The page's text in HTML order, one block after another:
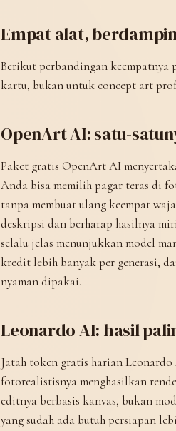
Empat alat,
Berikut perbandingan
kartu, bukan untuk concept art
OpenArt AI: satu-
Paket gratis OpenArt AI
Anda bisa memilih pagar teras di
tanpa membuat ulang keempat
deskripsi dan berharap hasilnya
selalu jelas menunjukkan model
kredit lebih banyak per generasi,
nyaman dipakai.
Leonardo AI: hasil
Jatah token gratis harian
fotorealistisnya menghasilkan
editnya berbasis kanvas, bukan
yang sudah ada butuh persiapan